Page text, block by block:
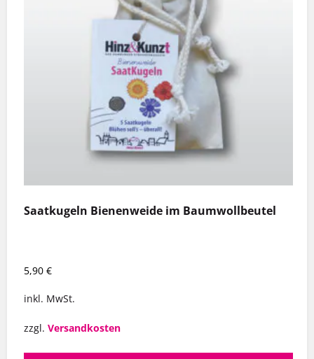
Saatkugeln Bienenweide im Baumwollbeutel
5,90 €
inkl. MwSt.
zzgl. Versandkosten